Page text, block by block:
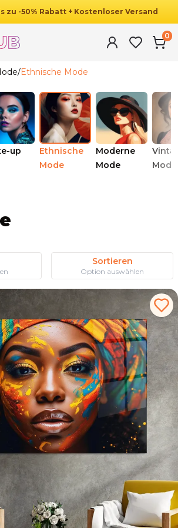
zu -50% Rabatt + Kostenloser Versand
0
/Ethnische Mode
up
Ethnische
Mode
Moderne
Mode
Mode
Sortieren
Option auswählen
€